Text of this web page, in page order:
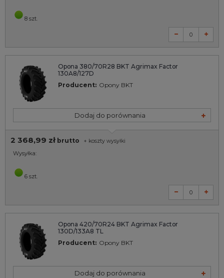
8 szt.
Opona 380/70R28 BKT Agrimax Factor
130A8/127D
Producent: Opony BKT
Dodaj do porównania
2 368,99 zł brutto + koszty wysyłki
Wysyłka:
6 szt.
Opona 420/70R24 BKT Agrimax Factor
130D/133A8 TL
Producent: Opony BKT
Dodaj do porównania